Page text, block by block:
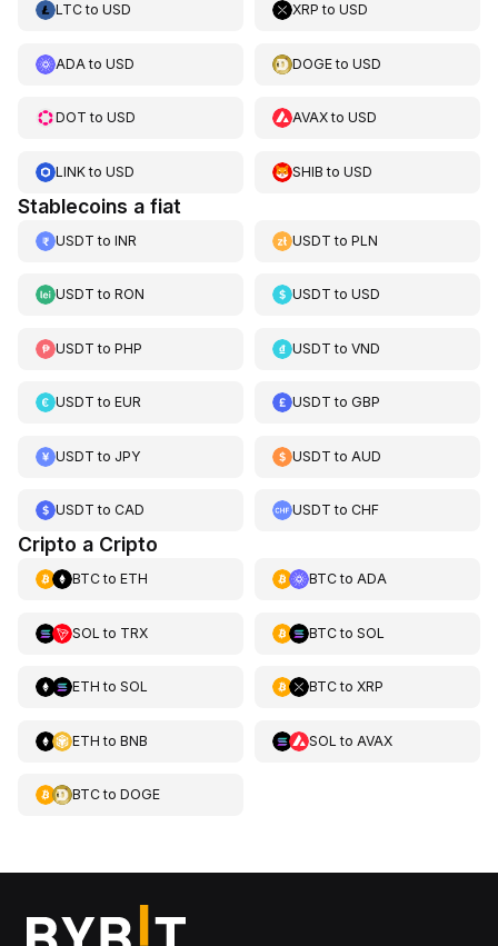
LTCto USD XRP toUSD
ADA to USD DOGEtoUSD
DOT to USD AVAXtoUSD
LINKto USD SHIB toUSD
Stablecoins a fiat
USDT to INR USDT toPLN
USDT to RON USDT toUSD
USDT to PHP USDT toVND
USDT to EUR USDT toGBP
USDT to JPY USDT to AUD
USDT to CAD USDT toCHF
Cripto a Cripto
BTCto ETH BTCto ADA
SOL to TRX BTCto SOL
ETH to SOL BTCto XRP
ETH to BNB SOL to AVAX
BTCto DOGE